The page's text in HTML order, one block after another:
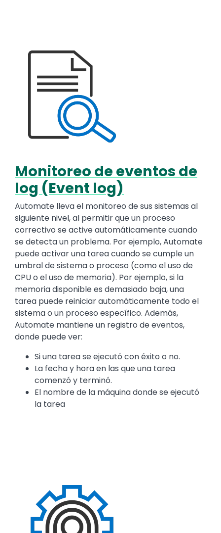
Media
Image
Text
Monitoreo de eventos de
log (Event log)
Automate lleva el monitoreo de sus sistemas al
siguiente nivel, al permitir que un proceso
correctivo se active automáticamente cuando
se detecta un problema. Por ejemplo, Automate
puede activar una tarea cuando se cumple un
umbral de sistema o proceso (como el uso de
CPU o el uso de memoria). Por ejemplo, si la
memoria disponible es demasiado baja, una
tarea puede reiniciar automáticamente todo el
sistema o un proceso específico. Además,
Automate mantiene un registro de eventos,
donde puede ver:
Si una tarea se ejecutó con éxito o no.
La fecha y hora en las que una tarea
comenzó y terminó.
El nombre de la máquina donde se ejecutó
la tarea